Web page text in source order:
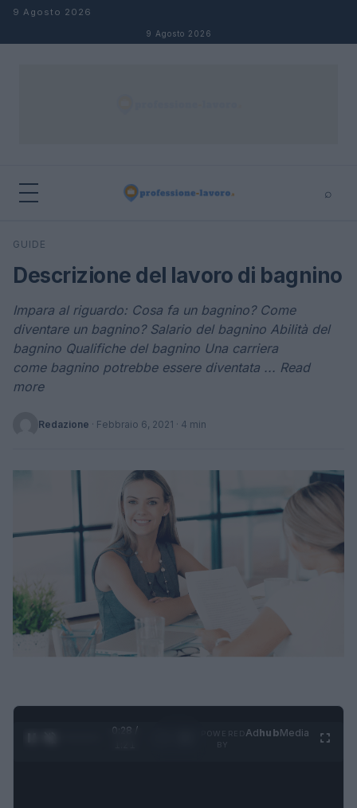
Salta al contenuto
9 Agosto 2026
9 Agosto 2026
⌕
Cerca
GUIDE
Descrizione del lavoro di bagnino
Impara al riguardo: Cosa fa un bagnino? Come
diventare un bagnino? Salario del bagnino Abilità del
bagnino Qualifiche del bagnino Una carriera
come bagnino potrebbe essere diventata ... Read
more
Redazione · Febbraio 6, 2021 · 4 min
0:29 /
AdhubMedia